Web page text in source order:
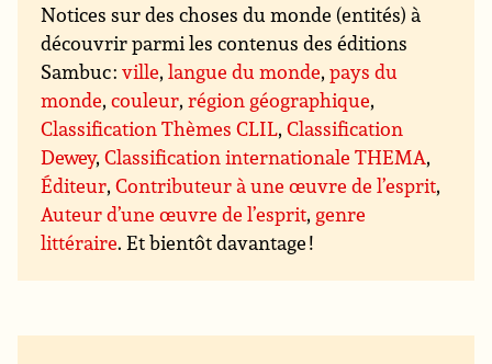
Notices sur des choses du monde (entités) à
découvrir parmi les contenus des éditions
Sambuc :ville,langue du monde,pays du
monde,couleur,région géographique,
Classification Thèmes CLIL,Classification
Dewey,Classification internationale THEMA,
Éditeur,Contributeur à une œuvre de l’esprit,
Auteur d’une œuvre de l’esprit, genre
littéraire. Et bientôt davantage !